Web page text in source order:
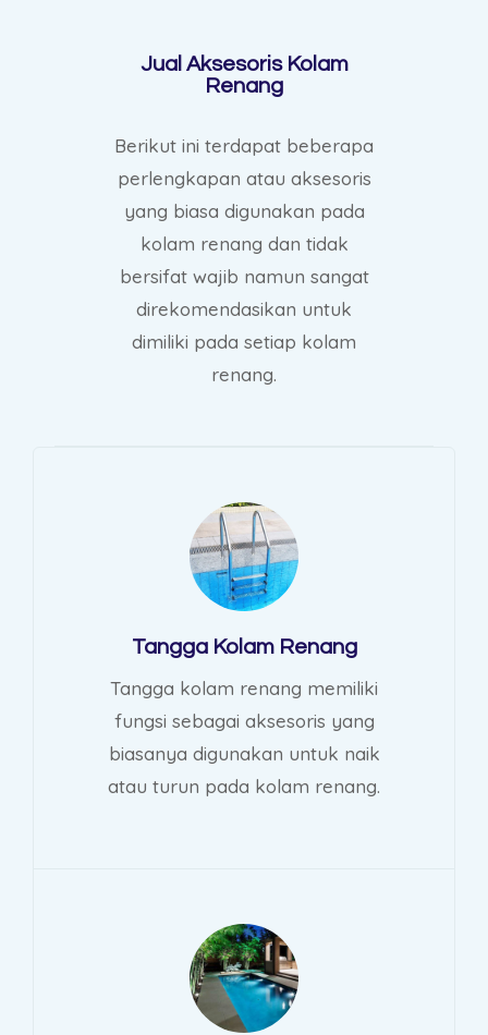
Jual Aksesoris Kolam
Renang
Berikut ini terdapat beberapa
perlengkapan atau aksesoris
yang biasa digunakan pada
kolam renang dan tidak
bersifat wajib namun sangat
direkomendasikan untuk
dimiliki pada setiap kolam
renang.
Tangga Kolam Renang
Tangga kolam renang memiliki
fungsi sebagai aksesoris yang
biasanya digunakan untuk naik
atau turun pada kolam renang.